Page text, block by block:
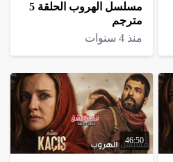
مسلسل الهروب الحلقة 5
مترجم
منذ 4 سنوات
46:50